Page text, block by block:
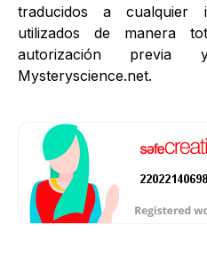
traducidos a cualquier
utilizados de manera
autorización
Mysteryscience.net.